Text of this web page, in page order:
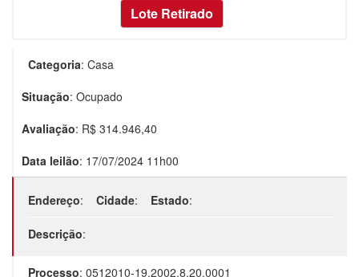
Categoria: Casa
Situação: Ocupado
Avaliação: R$ 314.946,40
Data leilão: 17/07/2024 11h00
Endereço: Cidade: Estado:
Descrição:
Processo: 0512010-19.2002.8.20.0001